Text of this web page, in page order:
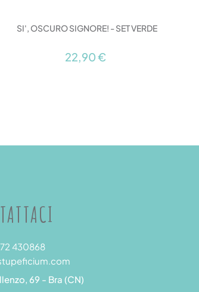
SI', OSCURO SIGNORE! - SET VERDE
22,90 €
430868
69 - Bra (CN)